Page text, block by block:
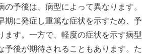
の予後は、病型によって異なります。
期に発症し重篤な症状を示すため、予
ます。一方で、軽度の症状を示す病型
予後が期待されることもあります。た